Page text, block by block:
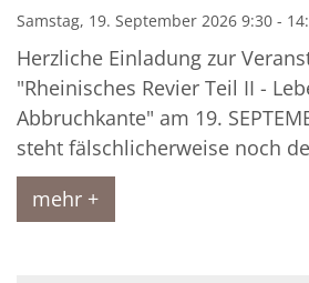
Samstag, 19. September 2026 9:30 -
Herzliche Einladung zur
"Rheinisches Revier Teil II -
Abbruchkante" am 19.
steht fälschlicherweise noch
mehr +